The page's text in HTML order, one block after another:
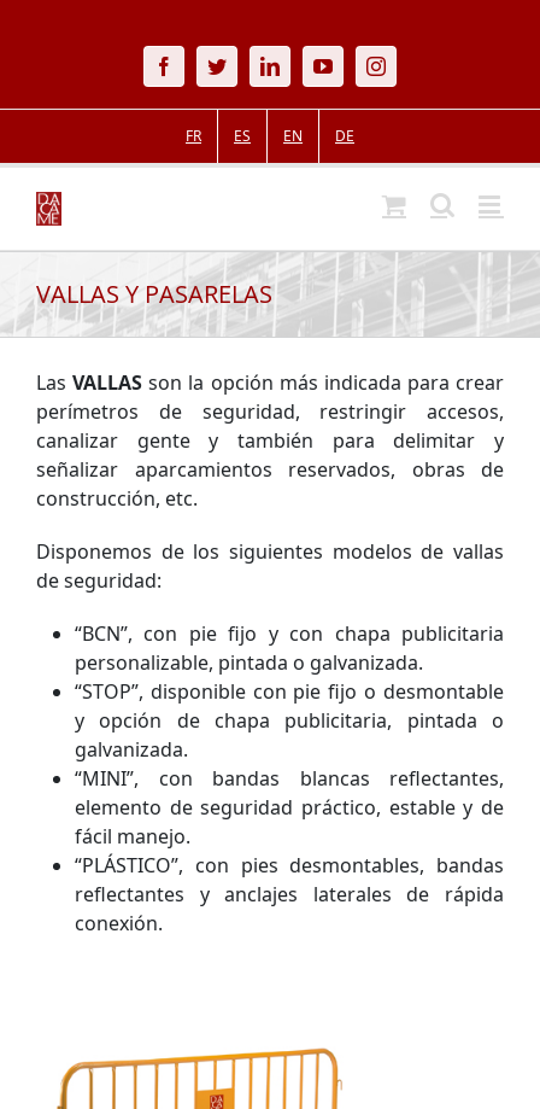
FacebookTwitterLinkedInYouTubeInstagram
FR ES EN DE
VALLAS Y PASARELAS
LasVALLAS son la opción más indicada para crear
perímetros de seguridad, restringir accesos,
canalizar gente y también para delimitar y
señalizar aparcamientos reservados, obras de
construcción, etc.
Disponemos de los siguientes modelos de vallas
de seguridad:
“BCN”, con pie fijo y con chapa publicitaria
personalizable, pintada o galvanizada.
“STOP”, disponible con pie fijo o desmontable
y opción de chapa publicitaria, pintada o
galvanizada.
“MINI”, con bandas blancas reflectantes,
elemento de seguridad práctico, estable y de
fácil manejo.
“PLÁSTICO”, con pies desmontables, bandas
reflectantes y anclajes laterales de rápida
conexión.